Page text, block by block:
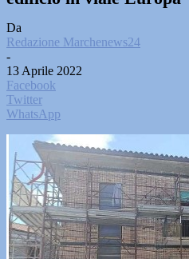
Da
Redazione Marchenews24
-
13 Aprile 2022
Facebook
Twitter
WhatsApp